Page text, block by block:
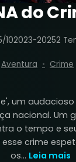
do
102023-20252
Aventura Crime
um
nacional. Um
o tempo e
crime
os... Leia mais